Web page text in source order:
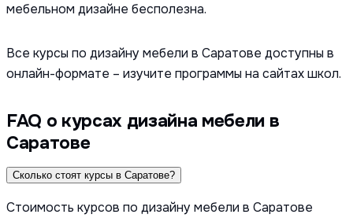
мебельном дизайне бесполезна.
Все курсы по дизайну мебели в Саратове доступны в
онлайн-формате – изучите программы на сайтах школ.
FAQ о курсах дизайна мебели в
Саратове
Сколько стоят курсы в Саратове?
Стоимость курсов по дизайну мебели в Саратове